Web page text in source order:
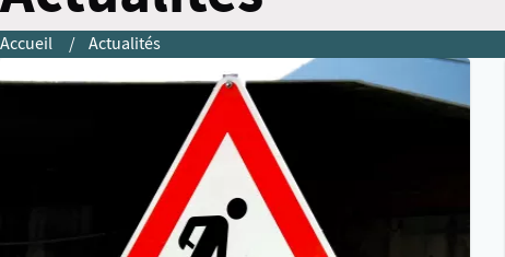
Accueil Actualités